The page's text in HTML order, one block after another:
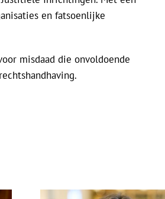
en fatsoenlijke
misdaad die onvoldoende